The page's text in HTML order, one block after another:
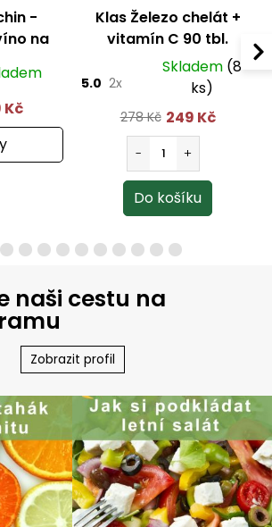
-
na
Kč
Klas Železo chelát +
vitamín C 90 tbl.
5.0 2x
Skladem (8
ks)
278 Kč 249 Kč
naši cestu na
Zobrazit profil